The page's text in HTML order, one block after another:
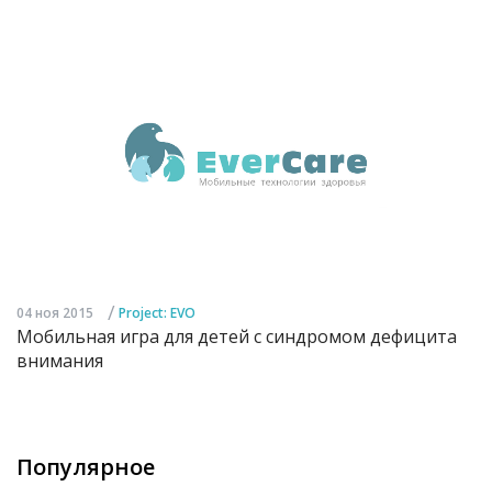
04 ноя 2015 / Project: EVO
Мобильная игра для детей с синдромом дефицита
внимания
Популярное